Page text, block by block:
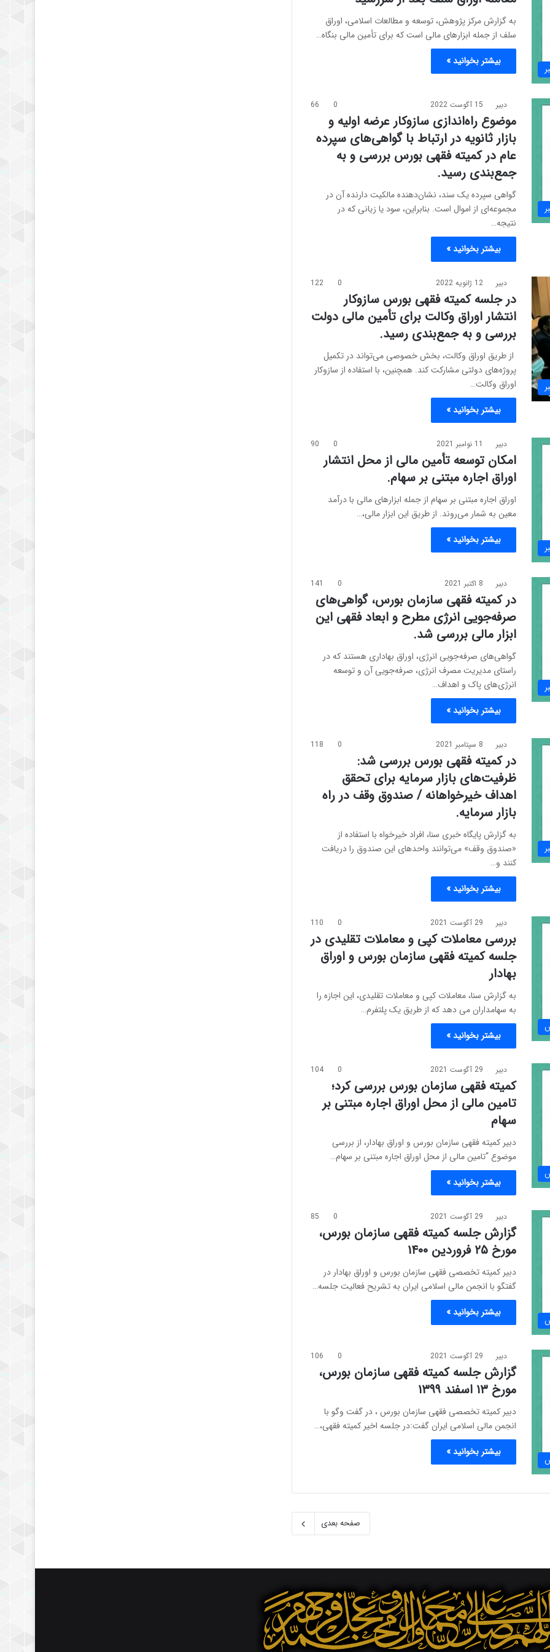
به گزارش مرکز پژوهش، توسعه و مطالعات اسلامی، اوراق
سلف از جمله ابزارهای مالی است که برای تأمین مالی بنگاه…
بیشتر بخوانید »
دبیر 15 آگوست 2022 0
66
موضوع راه‌اندازی سازوکار عرضه اولیه و
بازار ثانویه در ارتباط با گواهی‌های سپرده
عام در کمیته فقهی بورس بررسی و به
جمع‌بندی رسید.
گواهی سپرده یک سند، نشان‌دهنده مالکیت دارنده آن در
مجموعه‌ای از اموال است. بنابراین، سود یا زیانی که در
نتیجه…
بیشتر بخوانید »
دبیر 12 ژانویه 2022 0
122
در جلسه کمیته فقهی بورس سازوکار
انتشار اوراق وکالت برای تأمین مالی دولت
بررسی و به جمع‌بندی رسید.
از طریق اوراق وکالت، بخش خصوصی می‌تواند در تکمیل
پروژه‌های دولتی مشارکت کند. همچنین، با استفاده از سازوکار
اوراق وکالت…
بیشتر بخوانید »
دبیر 11 نوامبر 2021 0
90
امکان توسعه تأمین مالی از محل انتشار
اوراق اجاره مبتنی بر سهام.
اوراق اجاره مبتنی بر سهام از جمله ابزارهای مالی با درآمد
معین به شمار می‌روند. از طریق این ابزار مالی،…
بیشتر بخوانید »
دبیر 8 اکتبر 2021 0
141
در کمیته فقهی سازمان بورس، گواهی‌های
صرفه‌جویی انرژی مطرح و ابعاد فقهی این
ابزار مالی بررسی شد.
گواهی‌های صرفه‌جویی انرژی، اوراق بهاداری هستند که در
راستای مدیریت مصرف انرژی، صرفه‌جویی آن و توسعه
انرژی‌های پاک و اهداف…
بیشتر بخوانید »
دبیر 8 سپتامبر 2021 0
118
در کمیته فقهی بورس بررسی شد:
ظرفیت‌های بازار سرمایه برای تحقق
اهداف خیرخواهانه / صندوق وقف در راه
بازار سرمایه.
به گزارش پایگاه خبری سنا، افراد خیرخواه با استفاده از
«صندوق وقف» می‌توانند واحدهای این صندوق را دریافت
کنند و…
بیشتر بخوانید »
دبیر 29 آگوست 2021 0
110
بررسی معاملات کپی و معاملات تقلیدی در
جلسه کمیته فقهی سازمان بورس و اوراق
بهادار
به گزارش سنا، معاملات کپی و معاملات تقلیدی، این اجازه را
به سهامداران می دهد که از طریق یک پلتفرم…
بیشتر بخوانید »
دبیر 29 آگوست 2021 0
104
کمیته فقهی سازمان بورس بررسی کرد؛
تامین مالی از محل اوراق اجاره مبتنی بر
سهام
دبیر کمیته فقهی سازمان بورس و اوراق بهادار، از بررسی
موضوع “تامین مالی از محل اوراق اجاره مبتنی بر سهام…
بیشتر بخوانید »
دبیر 29 آگوست 2021 0
85
گزارش جلسه کمیته فقهی سازمان بورس،
مورخ ۲۵ فروردین ۱۴۰۰
دبیر کمیته تخصصی فقهی سازمان بورس و اوراق بهادار در
گفتگو با انجمن مالی اسلامی ایران به تشریح فعالیت جلسه…
بیشتر بخوانید »
دبیر 29 آگوست 2021 0
106
گزارش جلسه کمیته فقهی سازمان بورس،
مورخ ۱۳ اسفند ۱۳۹۹
دبیر کمیته تخصصی فقهی سازمان بورس ، در گفت وگو با
انجمن مالی اسلامی ایران گفت:در جلسه اخیر کمیته فقهی،…
بیشتر بخوانید »
صفحه بعدی